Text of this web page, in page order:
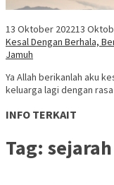
13 Oktober 202213
Kesal Dengan Berhala,
Jamuh
Ya Allah berikanlah aku
keluarga lagi dengan
INFO TERKAIT
Tag: